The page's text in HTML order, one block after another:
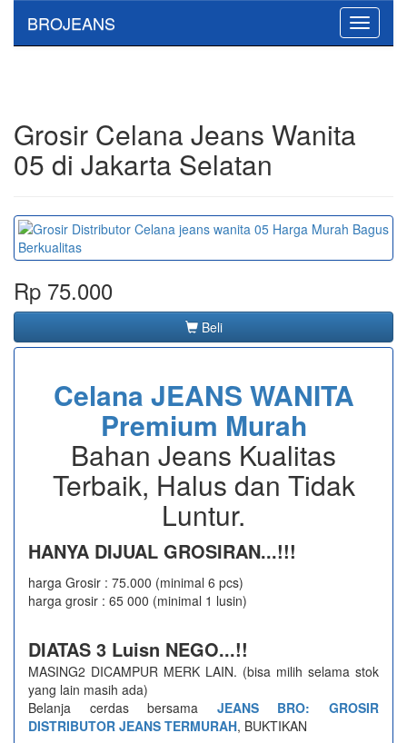
Toggle
BROJEANS
Grosir Celana Jeans Wanita
05 di Jakarta Selatan
Rp 75.000
Beli
Celana JEANS WANITA
Premium Murah
Bahan Jeans Kualitas
Terbaik, Halus dan Tidak
Luntur.
HANYA DIJUAL GROSIRAN...!!!
harga Grosir : 75.000 (minimal 6 pcs)
harga grosir : 65 000 (minimal 1 lusin)
DIATAS 3 Luisn NEGO...!!
MASING2 DICAMPUR MERK LAIN. (bisa milih selama stok
yang lain masih ada)
Belanja cerdas bersama JEANS BRO: GROSIR
DISTRIBUTOR JEANS TERMURAH, BUKTIKAN